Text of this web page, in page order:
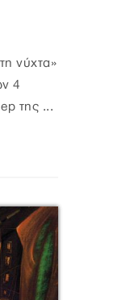
νύχτα»
4
της ...